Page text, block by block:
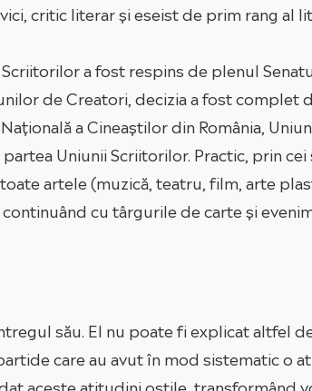
critic literar și eseist de prim rang al
a fost respins de plenul
de Creatori, decizia a fost complet
a Cineaștilor din România,
Uniunii Scriitorilor. Practic, prin
artele (muzică, teatru, film, arte
cu târgurile de carte și
său. El nu poate fi explicat altfel
care au avut în mod sistematic o
aceste atitudini ostile, transformând